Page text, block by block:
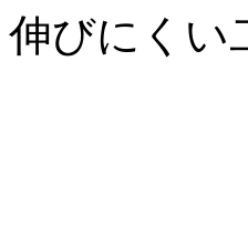
伸びにくい